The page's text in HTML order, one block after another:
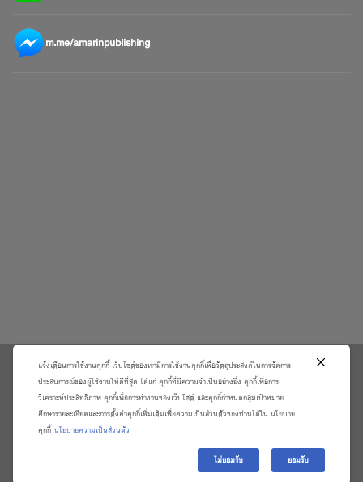
m.me/amarinpublishing
\
เกี่ยวกับเรา
วิธีการสั่งซื้อสินค้าและการรับประกันสินค้า
แจ้งชำระเงิน
ติดต่อเราและร้องเรียน
แจ้งเตือนการใช้งานคุกกี้ เว็บไซต์ของเรามีการใช้งานคุกกี้เพื่อวัตถุประสงค์ในการจัดการ
ประสบการณ์ของผู้ใช้งานให้ดีที่สุด ได้แก่ คุกกี้ที่มีความจำเป็นอย่างยิ่ง คุกกี้เพื่อการ
วิเคราะห์ประสิทธิภาพ คุกกี้เพื่อการทำงานของเว็บไซต์ และคุกกี้กำหนดกลุ่มเป้าหมาย
ศึกษารายละเอียดและการตั้งค่าคุกกี้เพิ่มเติมเพื่อความเป็นส่วนตัวของท่านได้ใน นโยบาย
คุกกี้ นโยบายความเป็นส่วนตัว
ไม่ยอมรับ ยอมรับ